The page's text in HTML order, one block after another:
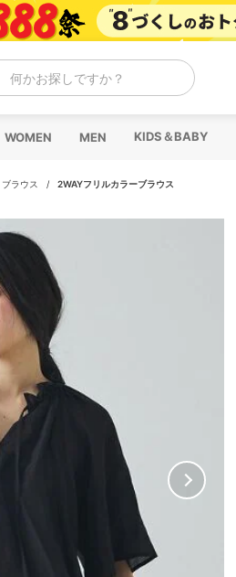
何かお探しですか？
WOMEN MEN KIDS＆BABY
ブラウス / 2WAYフリルカラーブラウス